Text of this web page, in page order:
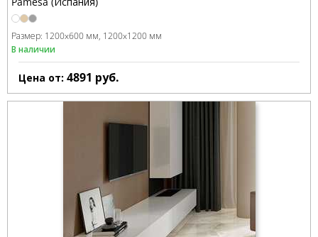
Размер: 1200x600 мм 1200x1200 мм
В наличии
Цена от: 4891 руб.